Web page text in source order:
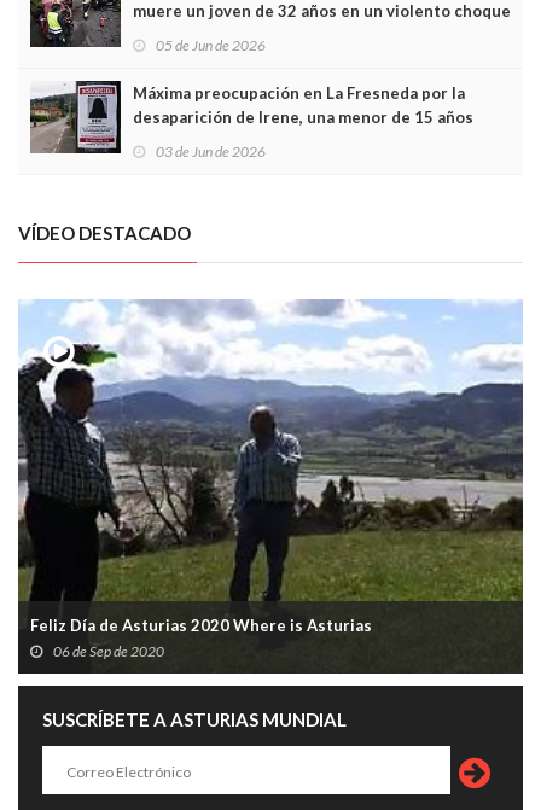
muere un joven de 32 años en un violento choque
frontal
05 de Jun de 2026
Máxima preocupación en La Fresneda por la
desaparición de Irene, una menor de 15 años
03 de Jun de 2026
VÍDEO DESTACADO
Feliz Día de Asturias 2020 Where is Asturias
06 de Sep de 2020
SUSCRÍBETE A ASTURIAS MUNDIAL